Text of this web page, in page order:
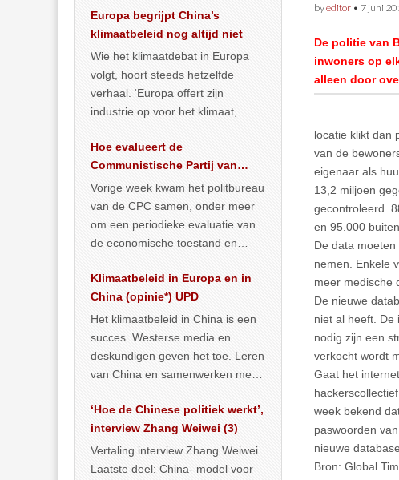
byeditor • 7 juni
De politie van
inwoners op
alleen door
locatie klikt dan
van de
eigenaar als
13,2 miljoen
gecontroleerd.
en 95.000
De data
nemen. Enkele
meer medische
De nieuwe
niet al heeft. De
nodig zijn een
verkocht wordt
Gaat het
week bekend
paswoorden
nieuwe
Bron: Global
Europa begrijpt China’s
klimaatbeleid nog altijd niet
Wie het klimaatdebat in Europa
volgt, hoort steeds hetzelfde
verhaal. ‘Europa offert zijn
industrie op voor het klimaat,
vergroening… >> lees meer
Hoe evalueert de
Communistische Partij van
China de economische
toestand?
Vorige week kwam het politbureau
van de CPC samen, onder meer
om een periodieke evaluatie van
de economische toestand en
publiceerden… >> lees meer
Klimaatbeleid in Europa en in
China (opinie*) UPD
Het klimaatbeleid in China is een
succes. Westerse media en
deskundigen geven het toe. Leren
van China en samenwerken met
… >> lees meer
‘Hoe de Chinese politiek werkt’,
interview Zhang Weiwei (3)
Vertaling interview Zhang Weiwei.
Laatste deel: China- model voor